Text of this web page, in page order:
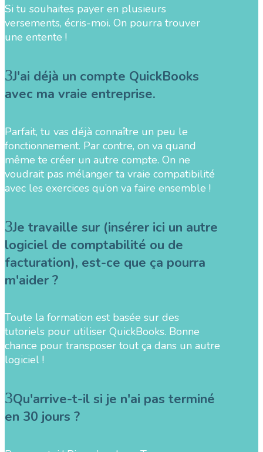
Si tu souhaites payer en plusieurs
versements, écris-moi. On pourra trouver
une entente !
J'ai déjà un compte QuickBooks
avec ma vraie entreprise.
Parfait, tu vas déjà connaître un peu le
fonctionnement. Par contre, on va quand
même te créer un autre compte. On ne
voudrait pas mélanger ta vraie compatibilité
avec les exercices qu’on va faire ensemble !
Je travaille sur (insérer ici un autre
logiciel de comptabilité ou de
facturation), est-ce que ça pourra
m'aider ?
Toute la formation est basée sur des
tutoriels pour utiliser QuickBooks. Bonne
chance pour transposer tout ça dans un autre
logiciel !
Qu'arrive-t-il si je n'ai pas terminé
en 30 jours ?